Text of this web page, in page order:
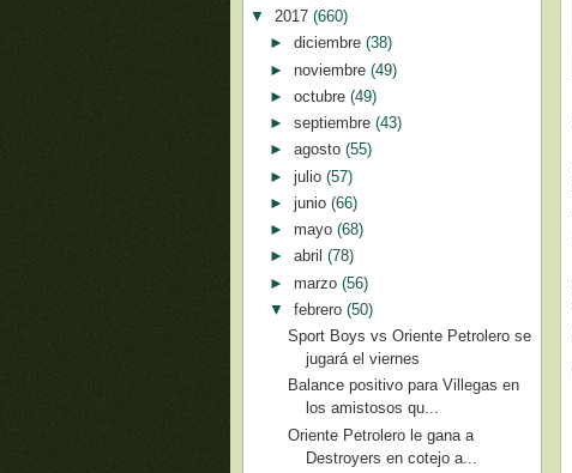
▼ 2017 (660)
► diciembre (38)
► noviembre (49)
► octubre (49)
► septiembre (43)
► agosto (55)
► julio (57)
► junio (66)
► mayo (68)
► abril (78)
► marzo (56)
▼ febrero (50)
Sport Boys vs Oriente Petrolero se
jugará el viernes
Balance positivo para Villegas en
los amistosos qu...
Oriente Petrolero le gana a
Destroyers en cotejo a...